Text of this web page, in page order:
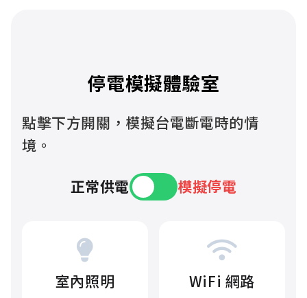
停電模擬體驗室
點擊下方開關，模擬台電斷電時的情
境。
正常供電 模擬停電
室內照明 WiFi 網路